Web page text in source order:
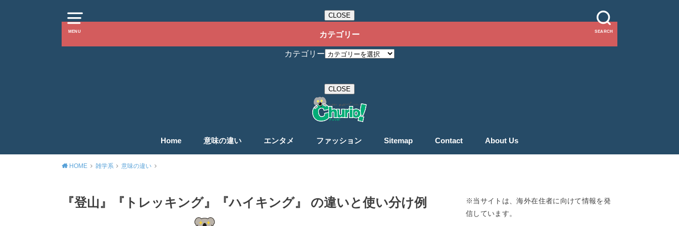
MENU
CLOSE
カテゴリー
カテゴリー
CLOSE
SEARCH
Home 意味の違い エンタメ ファッション Sitemap Contact About Us
HOME 雑学系 意味の違い
『登山』『トレッキング』『ハイキング』 の違いと使い分け例
※当サイトは、海外在住者に向けて情報を発
信しています。